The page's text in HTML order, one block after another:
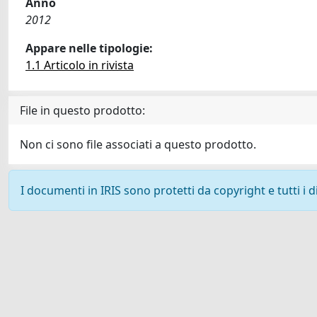
2012
Appare nelle tipologie:
1.1 Articolo in rivista
File in questo prodotto:
Non ci sono file associati a questo prodotto.
I documenti in IRIS sono protetti da copyright e tutti i